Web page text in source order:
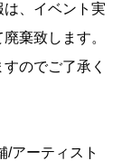
、イベント実
棄致します。
のでご了承く
/アーティスト